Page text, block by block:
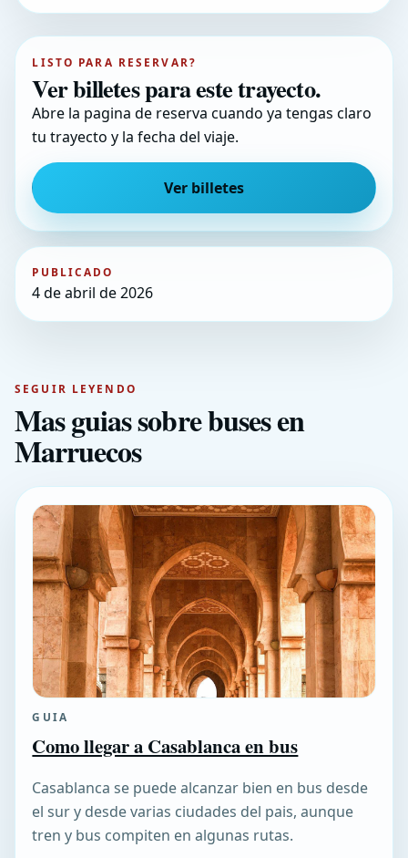
LISTO PARA RESERVAR?
Ver billetes para este trayecto.
Abre la pagina de reserva cuando ya tengas claro
tu trayecto y la fecha del viaje.
Ver billetes
PUBLICADO
4 de abril de 2026
SEGUIR LEYENDO
Mas guias sobre buses en
Marruecos
GUIA
Como llegar a Casablanca en bus
Casablanca se puede alcanzar bien en bus desde
el sur y desde varias ciudades del pais, aunque
tren y bus compiten en algunas rutas.